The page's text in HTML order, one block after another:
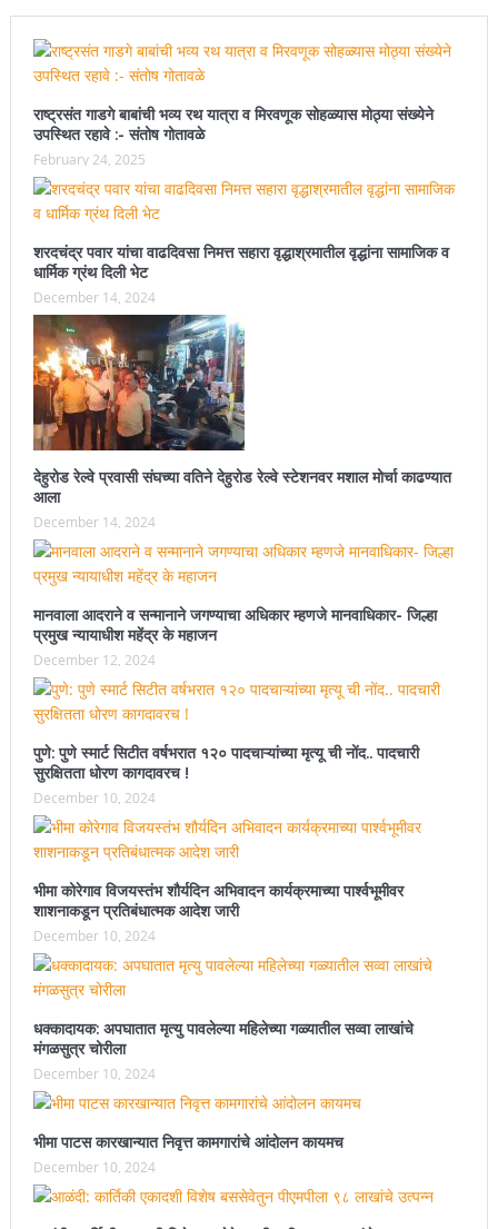
राष्ट्रसंत गाडगे बाबांची भव्य रथ यात्रा व मिरवणूक सोहळ्यास मोठ्या संख्येने
उपस्थित रहावे :- संतोष गोतावळे
February 24, 2025
शरदचंद्र पवार यांचा वाढदिवसा निमत्त सहारा वृद्धाश्रमातील वृद्धांना सामाजिक व
धार्मिक ग्रंथ दिली भेट
December 14, 2024
देहुरोड रेल्वे प्रवासी संघच्या वतिने देहुरोड रेल्वे स्टेशनवर मशाल मोर्चा काढण्यात
आला
December 14, 2024
मानवाला आदराने व सन्मानाने जगण्याचा अधिकार म्हणजे मानवाधिकार- जिल्हा
प्रमुख न्यायाधीश महेंद्र के महाजन
December 12, 2024
पुणे: पुणे स्मार्ट सिटीत वर्षभरात १२० पादचाऱ्यांच्या मृत्यू ची नोंद.. पादचारी
सुरक्षितता धोरण कागदावरच !
December 10, 2024
भीमा कोरेगाव विजयस्तंभ शौर्यदिन अभिवादन कार्यक्रमाच्या पार्श्वभूमीवर
शाशनाकडून प्रतिबंधात्मक आदेश जारी
December 10, 2024
धक्कादायक: अपघातात मृत्यु पावलेल्या महिलेच्या गळ्यातील सव्वा लाखांचे
मंगळसुत्र चोरीला
December 10, 2024
भीमा पाटस कारखान्यात निवृत्त कामगारांचे आंदोलन कायमच
December 10, 2024